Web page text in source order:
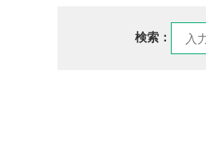
検索：